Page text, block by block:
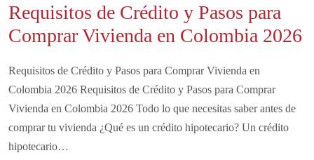
Requisitos de Crédito y Pasos para
Comprar Vivienda en Colombia 2026
Requisitos de Crédito y Pasos para Comprar Vivienda en
Colombia 2026 Requisitos de Crédito y Pasos para Comprar
Vivienda en Colombia 2026 Todo lo que necesitas saber antes de
comprar tu vivienda ¿Qué es un crédito hipotecario? Un crédito
hipotecario…